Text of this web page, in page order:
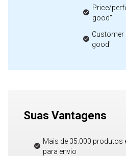
Price/
good"
Customer
good"
Suas Vantagens
Mais de 35.000 produtos
para envio